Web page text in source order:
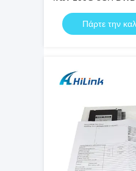
CH16-CH23
Πάρτε την